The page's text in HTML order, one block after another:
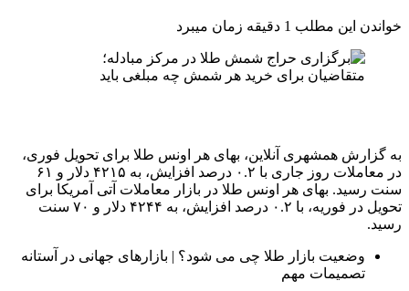
خواندن این مطلب 1 دقیقه زمان میبرد
به گزارش همشهری آنلاین، بهای هر اونس طلا برای تحویل فوری،
در معاملات روز جاری با ۰.۲ درصد افزایش، به ۴۲۱۵ دلار و ۶۱
سنت رسید. بهای هر اونس طلا در بازار معاملات آتی آمریکا برای
تحویل در فوریه، با ۰.۲ درصد افزایش، به ۴۲۴۴ دلار و ۷۰ سنت
رسید.
وضعیت بازار طلا چی می شود؟ | بازارهای جهانی در آستانه
تصمیمات مهم